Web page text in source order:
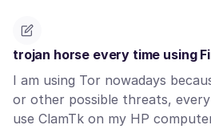
trojan horse every time using
I am using Tor nowadays
or other possible threats,
use ClamTk on my HP